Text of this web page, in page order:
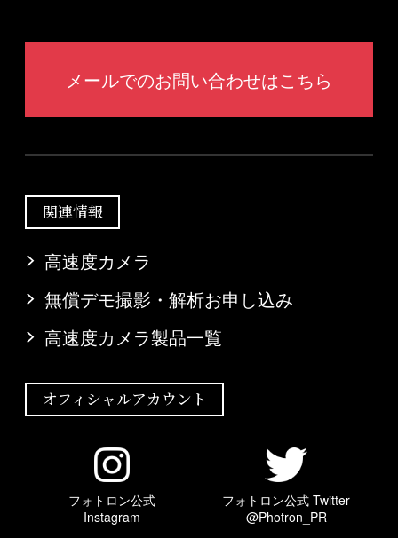
メールでのお問い合わせはこちら
関連情報
高速度カメラ
無償デモ撮影・解析お申し込み
高速度カメラ製品一覧
オフィシャルアカウント
フォトロン公式
Instagram
フォトロン公式 Twitter
@Photron_PR